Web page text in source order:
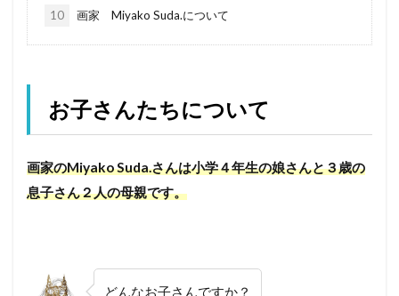
10 画家 Miyako Suda.について
お子さんたちについて
画家のMiyako Suda.さんは小学４年生の娘さんと３歳の
息子さん２人の母親です。
どんなお子さんですか？